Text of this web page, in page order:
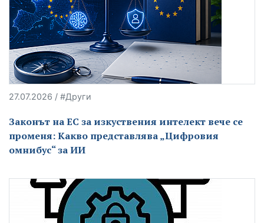
27.07.2026 / #Други
Законът на ЕС за изкуствения интелект вече се
променя: Какво представлява „Цифровия
омнибус“ за ИИ